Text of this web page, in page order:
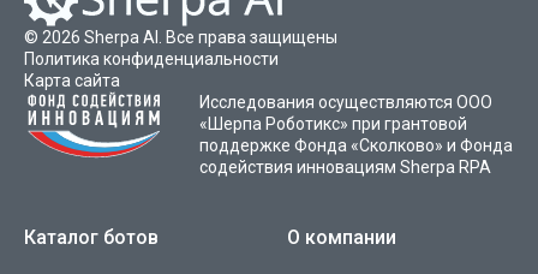
© 2026 Sherpa AI. Все права защищены
Политика конфиденциальности
Карта сайта
Исследования осуществляются ООО
«Шерпа Роботикс» при грантовой
поддержке Фонда «Сколково» и Фонда
содействия инновациям Sherpa RPA
Каталог ботов О компании